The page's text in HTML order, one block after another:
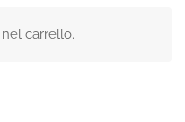
carrello.